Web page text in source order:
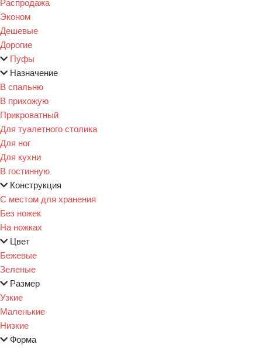
Эконом
Дешевые
Дорогие
Пуфы
Назначение
В спальню
В прихожую
Прикроватный
Для туалетного столика
Для ног
Для кухни
В гостинную
Конструкция
С местом для хранения
Без ножек
На ножках
Цвет
Бежевые
Зеленые
Размер
Узкие
Маленькие
Низкие
Форма